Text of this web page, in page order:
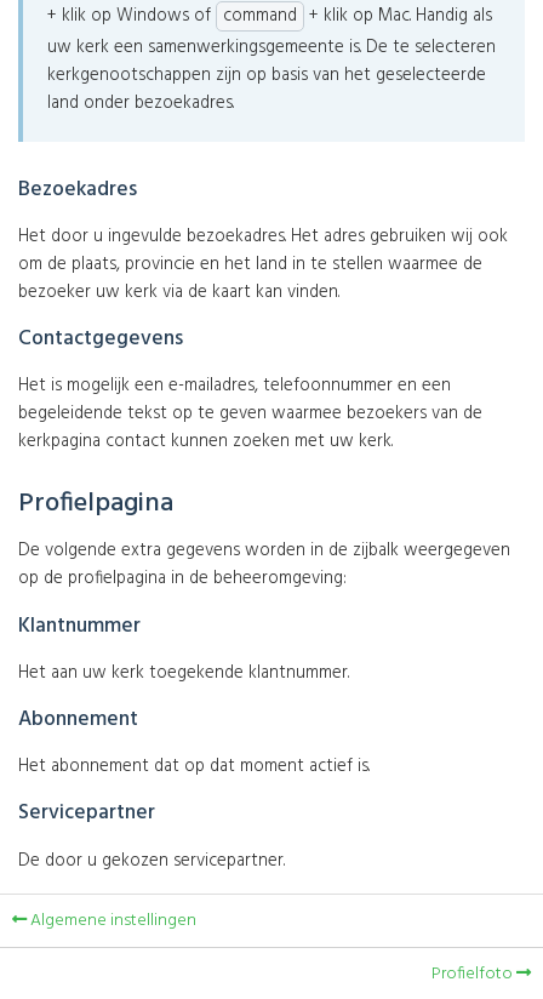
+ klik op Windows of command + klik op Mac. Handig als
uw kerk een samenwerkingsgemeente is. De te selecteren
kerkgenootschappen zijn op basis van het geselecteerde
land onder bezoekadres.
Bezoekadres
Het door u ingevulde bezoekadres. Het adres gebruiken wij ook
om de plaats, provincie en het land in te stellen waarmee de
bezoeker uw kerk via de kaart kan vinden.
Contactgegevens
Het is mogelijk een e-mailadres, telefoonnummer en een
begeleidende tekst op te geven waarmee bezoekers van de
kerkpagina contact kunnen zoeken met uw kerk.
Profielpagina
De volgende extra gegevens worden in de zijbalk weergegeven
op de profielpagina in de beheeromgeving:
Klantnummer
Het aan uw kerk toegekende klantnummer.
Abonnement
Het abonnement dat op dat moment actief is.
Servicepartner
De door u gekozen servicepartner.
Algemene instellingen
Profielfoto